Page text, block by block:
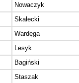
Nowaczyk
Skałecki
Wardęga
Lesyk
Bagiński
Staszak